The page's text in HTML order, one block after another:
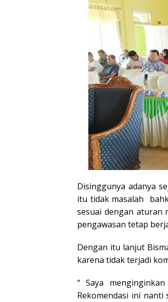
Disinggunya adanya
itu tidak masalah
sesuai dengan aturan
pengawasan tetap
Dengan itu lanjut
karena tidak terjadi
“ Saya
Rekomendasi ini